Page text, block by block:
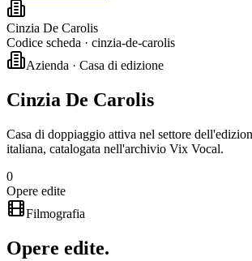
Cinzia De Carolis
Codice scheda · cinzia-de-carolis
Azienda · Casa di edizione
Cinzia De Carolis
Casa di doppiaggio attiva nel settore
italiana, catalogata nell'archivio Vix Vocal.
0
Opere edite
Filmografia
Opere edite.